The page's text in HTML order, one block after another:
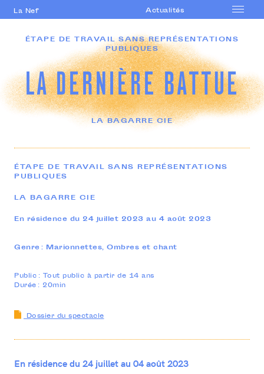
La Nef Actualités
Accueil
Le lieu
Saison
Accompagnement
artistique
Formations
professionnelles
Actions culturelles
Agenda
20 rue Rouget de Lisle
93500 Pantin
01 41 50 07 20
CONTACTEZ-NOUS
ÉTAPE DE TRAVAIL SANS REPRÉSENTATIONS
PUBLIQUES
LA DERNIÈRE BATTUE
LA BAGARRE CIE
ÉTAPE DE TRAVAIL SANS REPRÉSENTATIONS
PUBLIQUES
LA BAGARRE CIE
En résidence du 24 juillet 2023 au 4 août 2023
Genre : Marionnettes, Ombres et chant
Public : Tout public à partir de 14 ans
Durée : 20min
Dossier du spectacle
En résidence du 24 juillet au 04 août 2023